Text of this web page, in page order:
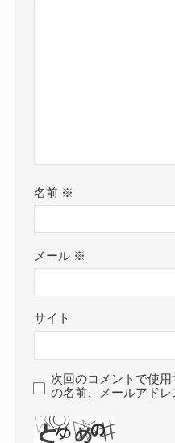
名前 ※
メール ※
サイト
次回のコメントで使
の名前、メールアドレ